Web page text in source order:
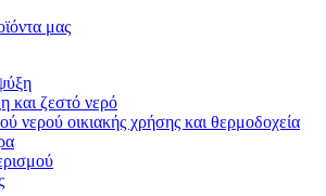
μας
και ζεστό νερό
νερού οικιακής χρήσης και θερμοδοχεία